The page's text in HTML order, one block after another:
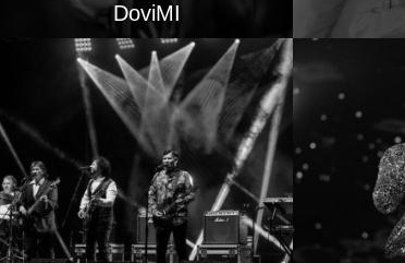
DoviMI